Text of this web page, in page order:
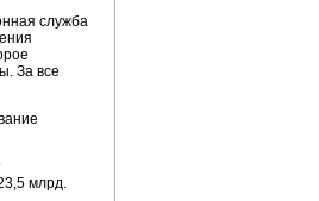
служба
За все
млрд.